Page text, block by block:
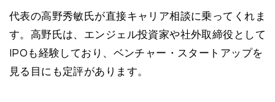
代表の高野秀敏氏が直接キャリア相談に乗ってくれま
す。高野氏は、エンジェル投資家や社外取締役として
IPOも経験しており、ベンチャー・スタートアップを
見る目にも定評があります。